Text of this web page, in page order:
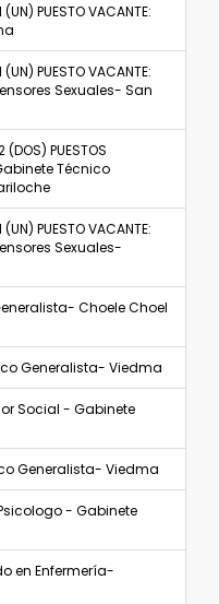
(UN) PUESTO VACANTE:
(UN) PUESTO VACANTE:
Sexuales- San
(DOS) PUESTOS
Técnico
(UN) PUESTO VACANTE:
Sexuales-
Choele Choel
Generalista- Viedma
Social - Gabinete
Generalista- Viedma
Psicologo - Gabinete
en Enfermería-